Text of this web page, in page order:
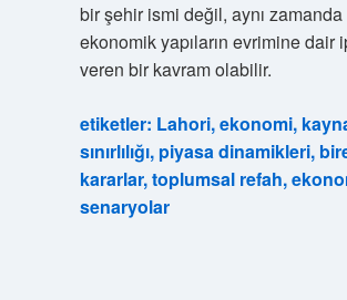
bir şehir ismi değil, aynı zamanda
ekonomik yapıların evrimine dair
veren bir kavram olabilir.
etiketler: Lahori, ekonomi,
sınırlılığı, piyasa dinamikleri,
kararlar, toplumsal refah,
senaryolar